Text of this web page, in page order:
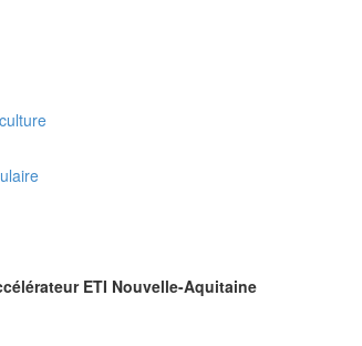
ETI Nouvelle-Aquitaine